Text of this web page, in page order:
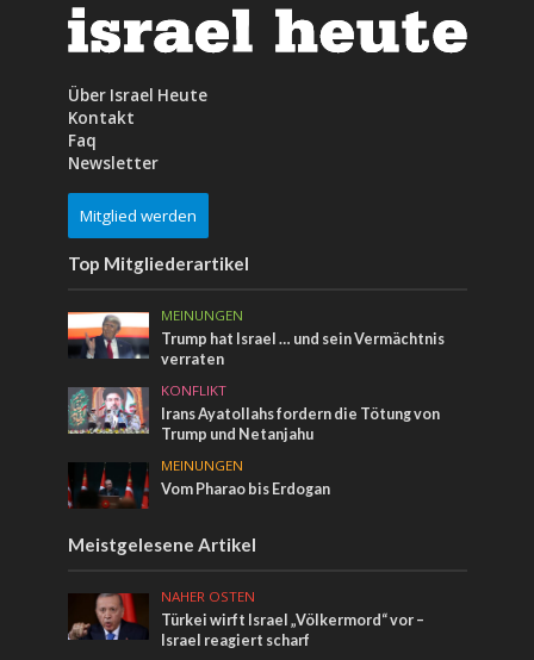
Über Israel Heute
Kontakt
Faq
Newsletter
Mitglied werden
Top Mitgliederartikel
MEINUNGEN
Trump hat Israel … und sein Vermächtnis
verraten
KONFLIKT
Irans Ayatollahs fordern die Tötung von
Trump und Netanjahu
MEINUNGEN
Vom Pharao bis Erdogan
Meistgelesene Artikel
NAHER OSTEN
Türkei wirft Israel „Völkermord“ vor –
Israel reagiert scharf